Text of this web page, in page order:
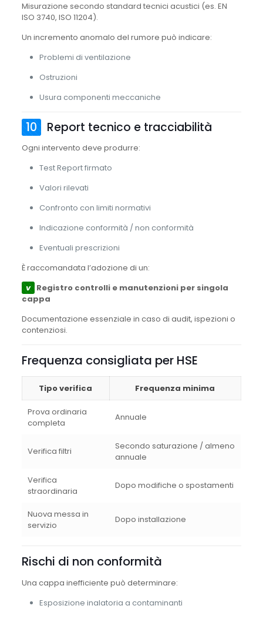
Misurazione secondo standard tecnici acustici (es. EN
ISO 3740, ISO 11204).
Un incremento anomalo del rumore può indicare:
Problemi di ventilazione
Ostruzioni
Usura componenti meccaniche
10 Report tecnico e tracciabilità
Ogni intervento deve produrre:
Test Report firmato
Valori rilevati
Confronto con limiti normativi
Indicazione conformità / non conformità
Eventuali prescrizioni
È raccomandata l’adozione di un:
v Registro controlli e manutenzioni per singola
cappa
Documentazione essenziale in caso di audit, ispezioni o
contenziosi.
Frequenza consigliata per HSE
Tipo verifica Frequenza minima
Prova ordinaria
completa
Annuale
Verifica filtri
Secondo saturazione / almeno
annuale
Verifica
straordinaria
Dopo modifiche o spostamenti
Nuova messa in
servizio
Dopo installazione
Rischi di non conformità
Una cappa inefficiente può determinare:
Esposizione inalatoria a contaminanti